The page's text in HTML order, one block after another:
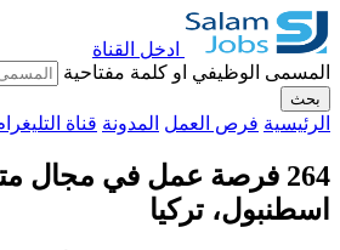
ادخل القناة
المسمى الوظيفي او كلمة مفتاحية
بحث
الرئيسية فرص العمل المدونة قناة
264 فرصة عمل في مجال
اسطنبول، تركيا